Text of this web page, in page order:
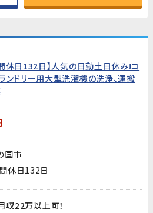
休日132日】人気の日勤土日休み!コ
ンドリー用大型洗濯機の洗浄、運搬
国市
休日132日
22万以上可！